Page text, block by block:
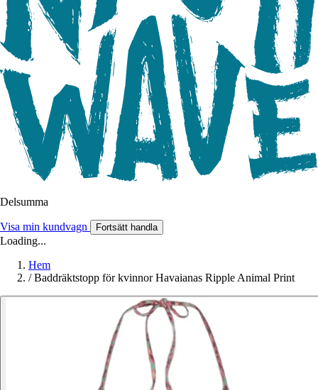
Delsumma
Visa min kundvagn Fortsätt handla
Loading...
Hem
/ Baddräktstopp för kvinnor Havaianas Ripple Animal Print